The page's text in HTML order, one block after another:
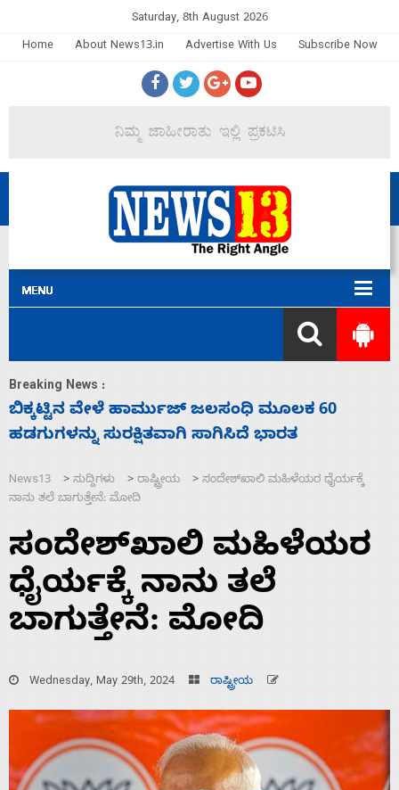
Saturday, 8th August 2026
Home
About News13.in Advertise With Us Subscribe Now
Breaking News :
ನಾಗೇಂದ್ರ ರಾಜೀನಾಮೆ ಕೊಡದಿದ್ದರೆ ಸದನ ನಡೆಸಲು
ಬಿಡೆವು: ಛಲವಾದಿ ನಾರಾಯಣಸ್ವಾಮಿ
News13 > ಸುದ್ದಿಗಳು > ರಾಷ್ಟ್ರೀಯ > ಸಂದೇಶ್‌ಖಾಲಿ ಮಹಿಳೆಯರ ಧೈರ್ಯಕ್ಕೆ
ನಾನು ತಲೆ ಬಾಗುತ್ತೇನೆ: ಮೋದಿ
ಸಂದೇಶ್‌ಖಾಲಿ ಮಹಿಳೆಯರ
ಧೈರ್ಯಕ್ಕೆ ನಾನು ತಲೆ
ಬಾಗುತ್ತೇನೆ: ಮೋದಿ
Wednesday, May 29th, 2024 ರಾಷ್ಟ್ರೀಯ